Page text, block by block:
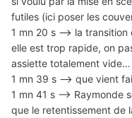
futiles (ici poser les
1 mn 20 s —> la
elle est trop rapide, on
assiette totalement vide…
1 mn 39 s —> que vient
1 mn 41 s —> Raymonde
que le retentissement de